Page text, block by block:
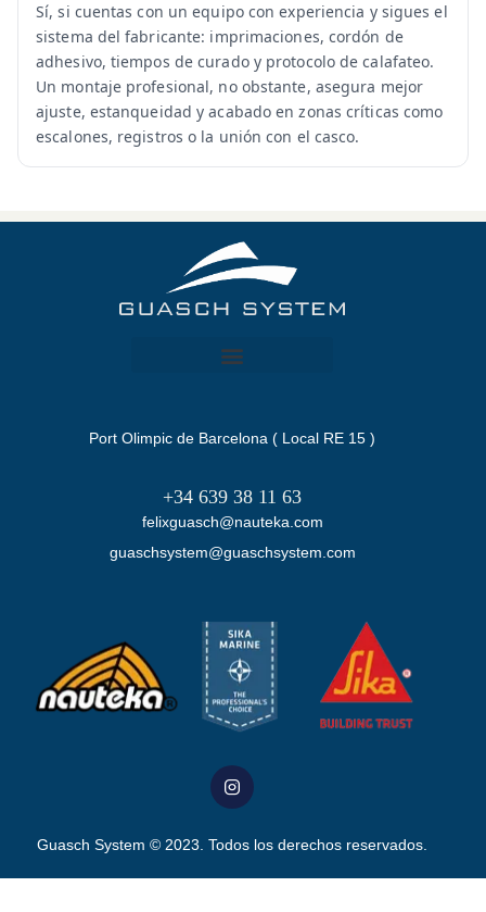
Sí, si cuentas con un equipo con experiencia y sigues el
sistema del fabricante: imprimaciones, cordón de
adhesivo, tiempos de curado y protocolo de calafateo.
Un montaje profesional, no obstante, asegura mejor
ajuste, estanqueidad y acabado en zonas críticas como
escalones, registros o la unión con el casco.
Port Olimpic de Barcelona ( Local RE 15 )
+34 639 38 11 63
felixguasch@nauteka.com
guaschsystem@guaschsystem.com
Guasch System © 2023. Todos los derechos reservados.